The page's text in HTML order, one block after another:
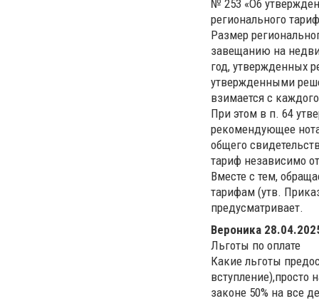
№ 253 «Об
регионального
Размер
завещанию на
год, утвержденных
утвержденными
взимается с
При этом в п. 64
рекомендующее
общего
тариф независимо
Вместе с тем,
тарифам (утв.
предусматривает.
Вероника
Льготы по оплате
Какие льготы
вступление),просто
законе 50% на все